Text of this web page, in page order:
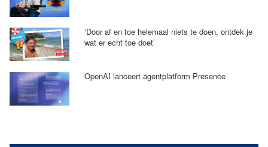
‘Door af en toe helemaal niets te doen, ontdek je
wat er echt toe doet’
OpenAI lanceert agentplatform Presence